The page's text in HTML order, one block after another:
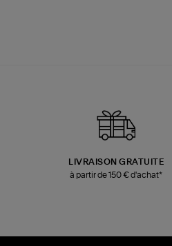
LIVRAISON GRATUITE
à partir de 150 € d'achat*